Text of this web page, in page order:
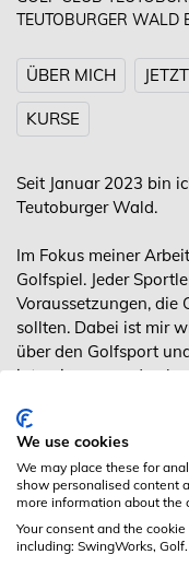
TEUTOBURGER WALD
ÜBER MICH
KURSE
Seit Januar 2023 bin
Teutoburger Wald.
Im Fokus meiner
Golfspiel. Jeder
Voraussetzungen, die
sollten. Dabei ist mir
über den Golfsport
integrieren, um den
Als ehemalige
Grundlagen- und
Spiel auch
DOSB-Trainerin C
We use cookies
We may place these for
show personalised content
more information about the
Your consent and the
including: SwingWorks, Golf.